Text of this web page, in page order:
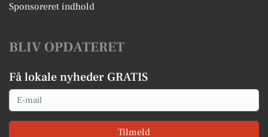
Sponsoreret indhold
BLIV OPDATERET
Få lokale nyheder GRATIS
Email
Tilmeld